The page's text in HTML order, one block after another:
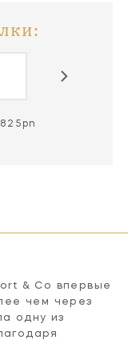
& Co впервые
чем через
одну из